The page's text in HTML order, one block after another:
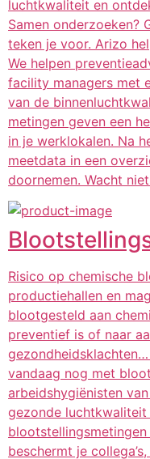
luchtkwaliteit en
Samen onderzoeken?
teken je voor. Arizo
We helpen
facility managers met
van de
metingen geven een
in je werklokalen. Na
meetdata in een
doornemen. Wacht
Risico op chemische
productiehallen en
blootgesteld aan
preventief is of naar
vandaag nog met
arbeidshygiënisten
gezonde
beschermt je